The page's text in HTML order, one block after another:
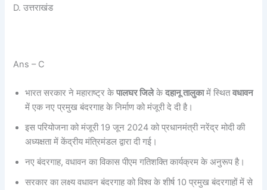
D. उत्तराखंड
Ans – C
भारत सरकार ने महाराष्ट्र केपालघर जिलेकेदहानू तालुकामें स्थितवधावन
में एक नए प्रमुख बंदरगाह के निर्माण को मंजूरी दे दी है।
इस परियोजना को मंजूरी 19 जून 2024 को प्रधानमंत्री नरेंद्र मोदी की
अध्यक्षता में केंद्रीय मंत्रिमंडल द्वारा दी गई।
नए बंदरगाह, वधावन का विकास पीएम गतिशक्ति कार्यक्रम के अनुरूप है।
सरकार का लक्ष्य वधावन बंदरगाह को विश्व के शीर्ष 10 प्रमुख बंदरगाहों में से